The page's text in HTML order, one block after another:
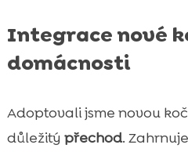
Integrace nové
domácnosti
Adoptovali jsme novou
důležitý přechod.